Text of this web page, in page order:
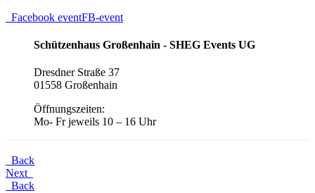
Facebook eventFB-event
Schützenhaus Großenhain - SHEG Events UG
Dresdner Straße 37
01558 Großenhain
Öffnungszeiten:
Mo- Fr jeweils 10 – 16 Uhr
Back
Next
Back